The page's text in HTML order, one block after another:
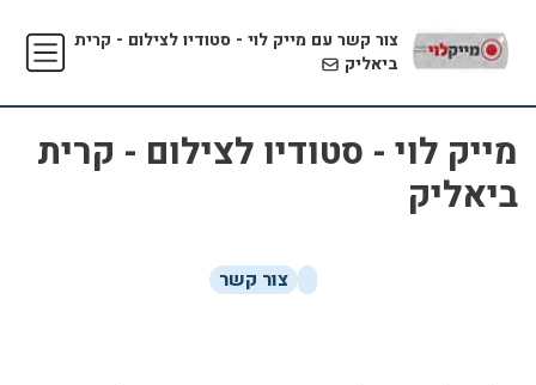
צור קשר עם מייק לוי - סטודיו לצילום - קרית
ביאליק
מייק לוי - סטודיו לצילום - קרית
ביאליק
צור קשר